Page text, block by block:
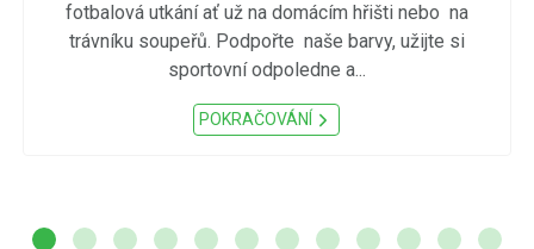
fotbalová utkání ať už na domácím hřišti nebo na
trávníku soupeřů. Podpořte naše barvy, užijte si
sportovní odpoledne a...
POKRAČOVÁNÍ